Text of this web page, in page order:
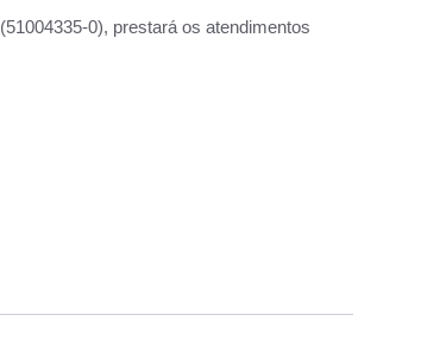
(51004335-0), prestará os atendimentos